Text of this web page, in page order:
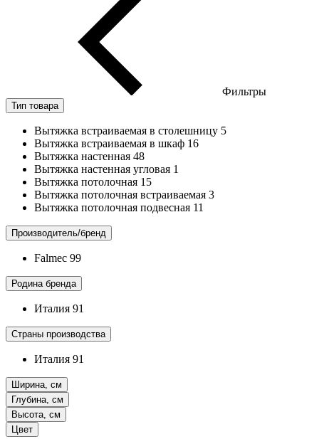
Фильтры
Тип товара
Вытяжка встраиваемая в столешницу 5
Вытяжка встраиваемая в шкаф 16
Вытяжка настенная 48
Вытяжка настенная угловая 1
Вытяжка потолочная 15
Вытяжка потолочная встраиваемая 3
Вытяжка потолочная подвесная 11
Производитель/бренд
Falmec 99
Родина бренда
Италия 91
Страны производства
Италия 91
Ширина, см
Глубина, см
Высота, см
Цвет